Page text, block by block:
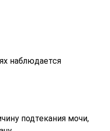
наблюдается
подтекания мочи,